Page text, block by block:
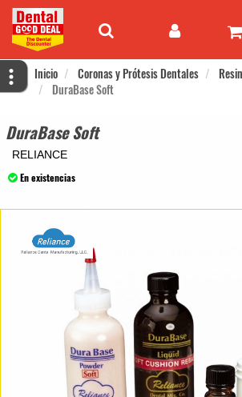
Inicio Coronas y Prótesis Dentales
DuraBase Soft
DuraBase Soft
RELIANCE
En existencias